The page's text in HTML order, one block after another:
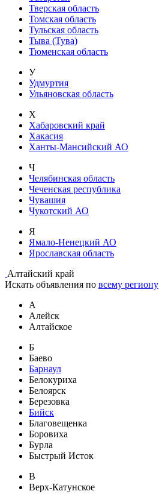
Тверская область
Томская область
Тульская область
Тыва (Тува)
Тюменская область
У
Удмуртия
Ульяновская область
Х
Хабаровский край
Хакасия
Ханты-Мансийский АО
Ч
Челябинская область
Чеченская республика
Чувашия
Чукотский АО
Я
Ямало-Ненецкий АО
Ярославская область
Алтайский край
Искать объявления по всему региону
А
Алейск
Алтайское
Б
Баево
Барнаул
Белокуриха
Белоярск
Березовка
Бийск
Благовещенка
Боровиха
Бурла
Быстрый Исток
В
Верх-Катунское